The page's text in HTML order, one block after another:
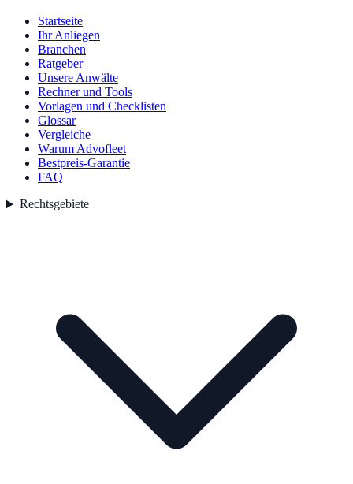
Startseite
Ihr Anliegen
Branchen
Ratgeber
Unsere Anwälte
Rechner und Tools
Vorlagen und Checklisten
Glossar
Vergleiche
Warum Advofleet
Bestpreis-Garantie
FAQ
Rechtsgebiete